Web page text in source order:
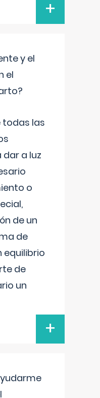
+
y el
el
las
a luz
o
de un
de
equilibrio
de
un
+